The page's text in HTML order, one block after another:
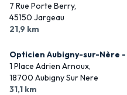
7 Rue Porte Berry,
45150 Jargeau
21,9 km
Opticien Aubigny-sur-Nère
1 Place Adrien Arnoux,
18700 Aubigny Sur Nere
31,1 km